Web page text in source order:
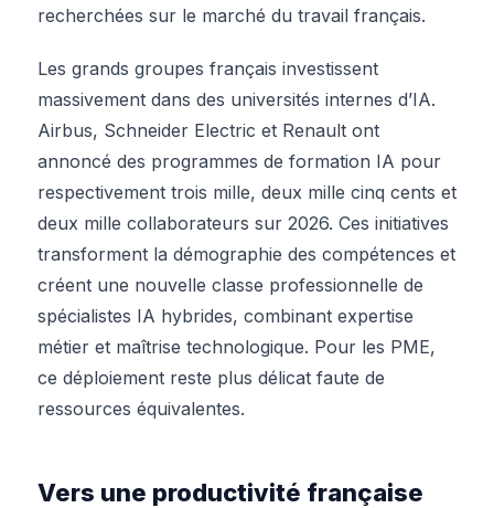
recherchées sur le marché du travail français.
Les grands groupes français investissent
massivement dans des universités internes d’IA.
Airbus, Schneider Electric et Renault ont
annoncé des programmes de formation IA pour
respectivement trois mille, deux mille cinq cents et
deux mille collaborateurs sur 2026. Ces initiatives
transforment la démographie des compétences et
créent une nouvelle classe professionnelle de
spécialistes IA hybrides, combinant expertise
métier et maîtrise technologique. Pour les PME,
ce déploiement reste plus délicat faute de
ressources équivalentes.
Vers une productivité française